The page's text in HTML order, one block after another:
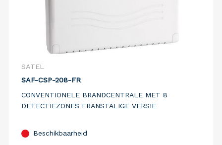
SATEL
SAF-CSP-208-FR
CONVENTIONELE BRANDCENTRALE MET 8
DETECTIEZONES FRANSTALIGE VERSIE
Beschikbaarheid